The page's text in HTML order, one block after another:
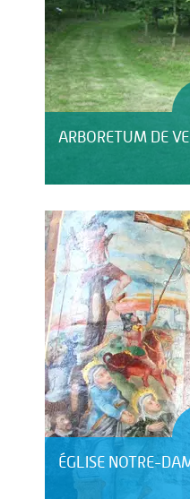
ARBORETUM DE
ÉGLISE NOTRE-